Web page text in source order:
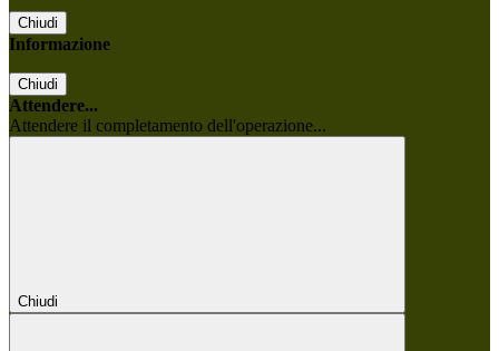
Chiudi
Informazione
Chiudi
Attendere...
Attendere il completamento dell'operazione...
Chiudi